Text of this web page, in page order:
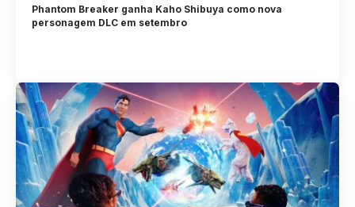
Phantom Breaker ganha Kaho Shibuya como nova
personagem DLC em setembro